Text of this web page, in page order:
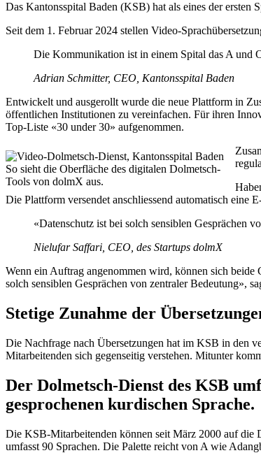
Das Kantonsspital Baden (KSB) hat als eines der ersten
Seit dem 1. Februar 2024 stellen Video-
Die Kommunikation ist in einem Spital das A und
Adrian Schmitter, CEO, Kantonsspital Baden
Entwickelt und ausgerollt wurde die neue Plattform in
öffentlichen Institutionen zu vereinfachen. Für ihren
Top-Liste «30 under 30» aufgenommen.
So sieht die Oberfläche des digitalen Dolmetsch-
Tools von dolmX aus.
Die Plattform versendet anschliessend automatisch
«Datenschutz ist bei solch sensiblen Gesprächen
Nielufar Saffari, CEO, des Startups dolmX
Wenn ein Auftrag angenommen wird, können sich beide
solch sensiblen Gesprächen von zentraler Bedeutung»,
Stetige Zunahme der
Die Nachfrage nach Übersetzungen hat im KSB in den
Mitarbeitenden sich gegenseitig verstehen. Mitunter
Der Dolmetsch-Dienst des KSB
gesprochenen kurdischen Sprache.
Die KSB-Mitarbeitenden können seit März 2000 auf die
umfasst 90 Sprachen. Die Palette reicht von A wie